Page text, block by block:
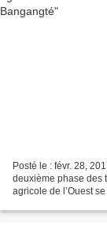
Posté le : févr. 28,
deuxième phase des
agricole de l’Ouest